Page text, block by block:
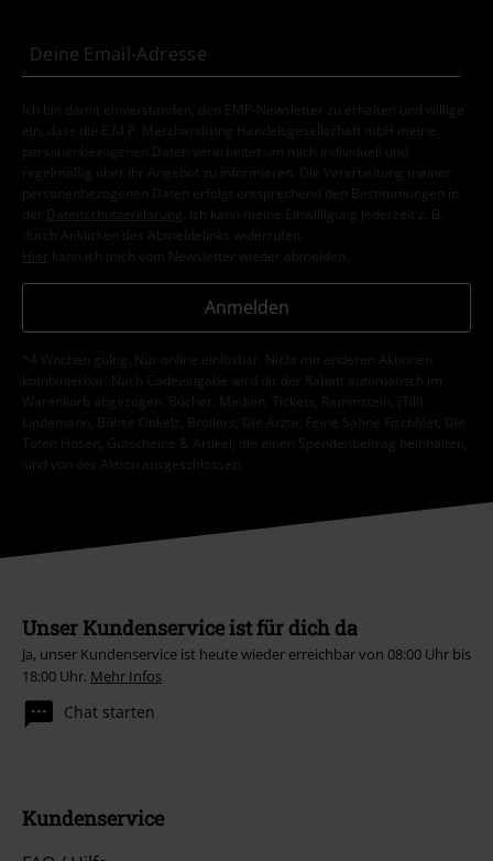
Ich bin damit einverstanden, den EMP-Newsletter zu erhalten und willige
ein, dass die E.M.P. Merchandising Handelsgesellschaft mbH meine
personenbezogenen Daten verarbeitet um mich individuell und
regelmäßig über ihr Angebot zu informieren. Die Verarbeitung meiner
personenbezogenen Daten erfolgt entsprechend den Bestimmungen in
der
Datenschutzerklärung
. Ich kann meine Einwilligung jederzeit z. B.
durch Anklicken des Abmeldelinks widerrufen.
Hier kann ich mich vom Newsletter wieder abmelden.
Anmelden
*4 Wochen gültig. Nur online einlösbar. Nicht mit anderen Aktionen
kombinierbar. Nach Codeeingabe wird dir der Rabatt automatisch im
Warenkorb abgezogen. Bücher, Medien, Tickets, Rammstein, (Till)
Lindemann, Böhse Onkelz, Broilers, Die Ärzte, Feine Sahne Fischfilet, Die
Toten Hosen, Gutscheine & Artikel, die einen Spendenbeitrag beinhalten,
sind von der Aktion ausgeschlossen.
Unser Kundenservice ist für dich da
Ja, unser Kundenservice ist heute wieder erreichbar von 08:00 Uhr bis
18:00 Uhr. Mehr Infos
Chat starten
Kundenservice